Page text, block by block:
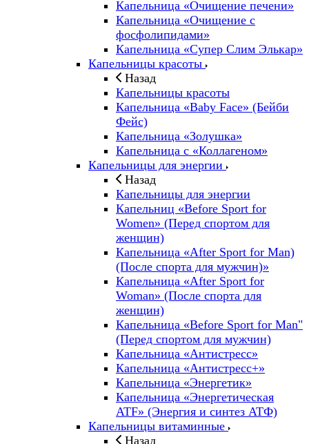
Капельница «Очищение печени»
Капельница «Очищение с
фосфолипидами»
Капельница «Супер Слим Элькар»
Капельницы красоты
Назад
Капельницы красоты
Капельница «Baby Face» (Бейби
Фейс)
Капельница «Золушка»
Капельница с «Коллагеном»
Капельницы для энергии
Назад
Капельницы для энергии
Капельниц «Before Sport for
Women» (Перед спортом для
женщин)
Капельница «After Sport for Man)
(После спорта для мужчин)»
Капельница «After Sport for
Woman» (После спорта для
женщин)
Капельница «Before Sport for Man"
(Перед спортом для мужчин)
Капельница «Антистресс»
Капельница «Антистресс+»
Капельница «Энергетик»
Капельница «Энергетическая
ATF» (Энергия и синтез АТФ)
Капельницы витаминные
Назад